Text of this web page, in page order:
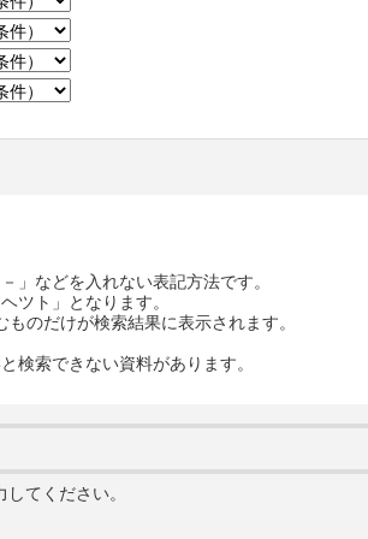
」などを入れない表記方法です。
ツト」となります。
のだけが検索結果に表示されます。
検索できない資料があります。
てください。